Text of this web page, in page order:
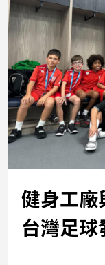
賽事資訊
球員準則
贊助商介
最新消息
賽事照片
聯絡我們
EN
健身工廠
台灣足球